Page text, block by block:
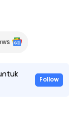
Follow